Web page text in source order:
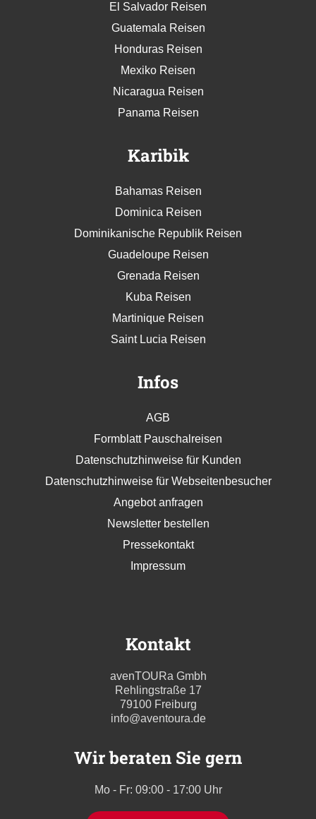
El Salvador Reisen
Guatemala Reisen
Honduras Reisen
Mexiko Reisen
Nicaragua Reisen
Panama Reisen
Karibik
Bahamas Reisen
Dominica Reisen
Dominikanische Republik Reisen
Guadeloupe Reisen
Grenada Reisen
Kuba Reisen
Martinique Reisen
Saint Lucia Reisen
Infos
AGB
Formblatt Pauschalreisen
Datenschutzhinweise für Kunden
Datenschutzhinweise für Webseitenbesucher
Angebot anfragen
Newsletter bestellen
Pressekontakt
Impressum
Kontakt
avenTOURa Gmbh
Rehlingstraße 17
79100 Freiburg
info@aventoura.de
Wir beraten Sie gern
Mo - Fr: 09:00 - 17:00 Uhr